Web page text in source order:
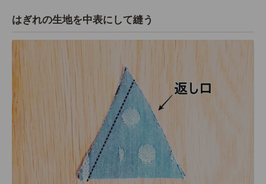
はぎれの生地を中表にして縫う